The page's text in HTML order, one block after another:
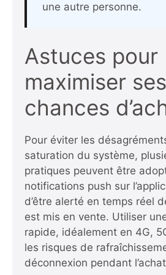
une autre personne.
Astuces pour
maximiser ses
chances
Pour éviter les
saturation du système,
pratiques peuvent être
notifications push sur
d’être alerté en temps réel
est mis en vente. Utiliser
rapide, idéalement en 4G,
les risques de
déconnexion pendant